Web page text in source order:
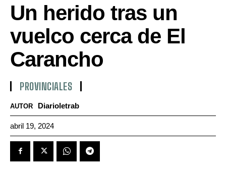
Un herido tras un
vuelco cerca de El
Carancho
PROVINCIALES
AUTOR Diarioletrab
abril 19, 2024